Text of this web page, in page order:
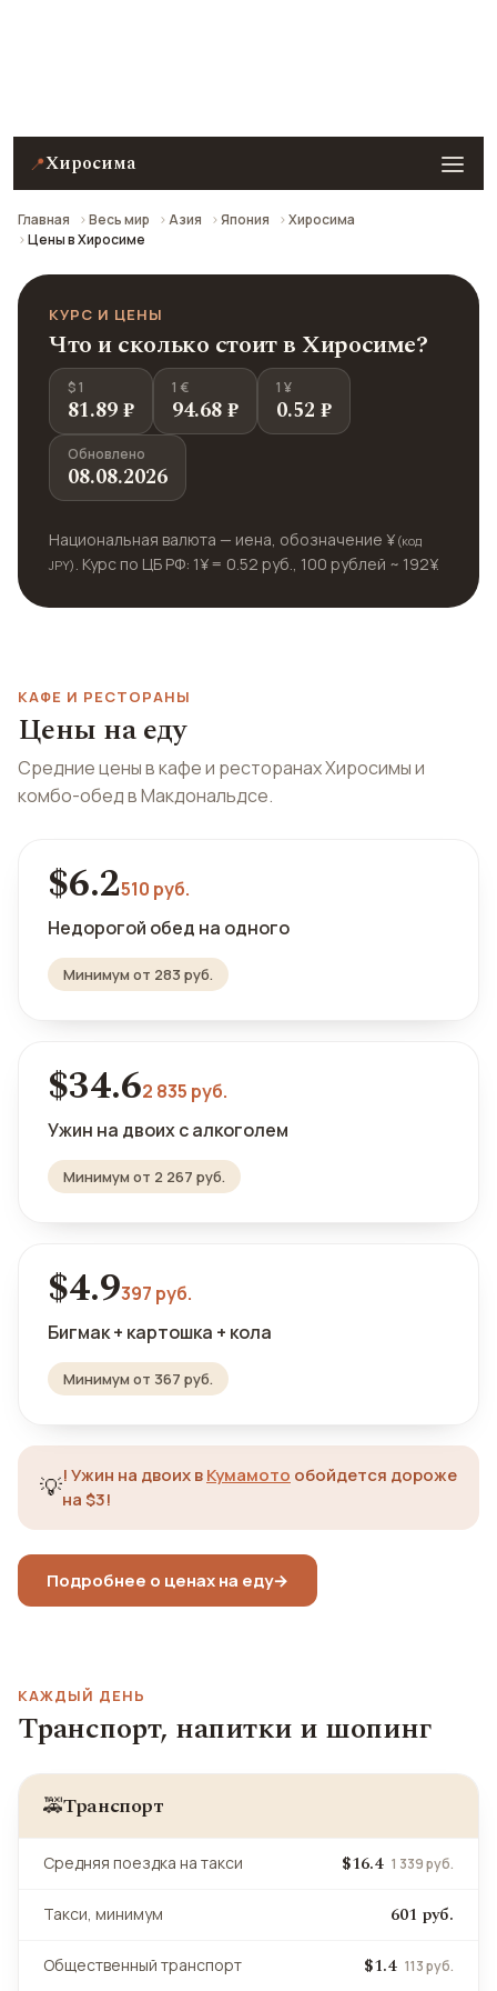
📍Хиросима
Главная Весь мир Азия Япония
Хиросима
Цены в Хиросиме
КУРС И ЦЕНЫ
Что и сколько стоит в Хиросиме?
$ 1
81.89 ₽
1 €
94.68 ₽
1 ¥
0.52 ₽
Обновлено
08.08.2026
Национальная валюта — иена, обозначение ¥ (код
JPY) . Курс по ЦБ РФ: 1¥ = 0.52 руб., 100 рублей ~ 192¥.
КАФЕ И РЕСТОРАНЫ
Цены на еду
Средние цены в кафе и ресторанах Хиросимы и
комбо-обед в Макдональдсе.
$6.2510 руб.
Недорогой обед на одного
Минимум от 283 руб.
$34.62 835 руб.
Ужин на двоих с алкоголем
Минимум от 2 267 руб.
$4.9397 руб.
Бигмак + картошка + кола
Минимум от 367 руб.
💡!Ужин на двоих вКумамото обойдется дороже
на $3!
Подробнее о ценах на еду→
КАЖДЫЙ ДЕНЬ
Транспорт, напитки и шопинг
🚕Транспорт
Средняя поездка на такси $16.4 1 339 руб.
Такси, минимум 601 руб.
Общественный транспорт $1.4 113 руб.